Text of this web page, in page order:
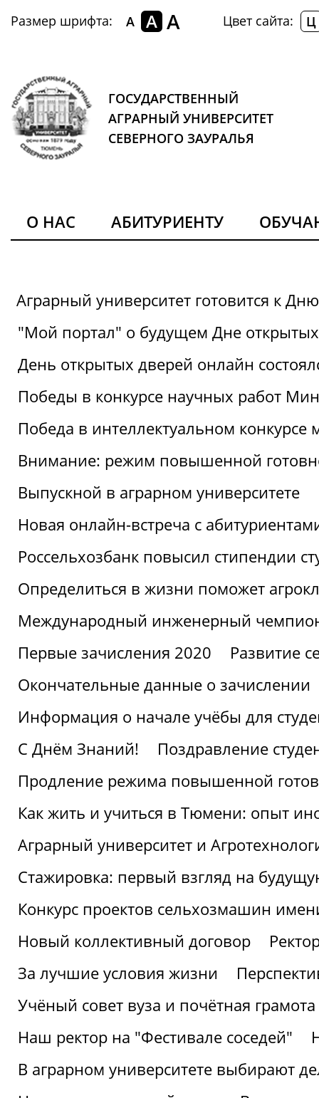
Размер шрифта: A A A Цвет сайта: Ц
ГОСУДАРСТВЕННЫЙ
АГРАРНЫЙ УНИВЕРСИТЕТ
СЕВЕРНОГО ЗАУРАЛЬЯ
О НАС АБИТУРИЕНТУ
Аграрный университет готовится к
"Мой портал" о будущем Дне
День открытых дверей онлайн
Победы в конкурсе научных работ
Победа в интеллектуальном конкурсе
Внимание: режим повышенной
Выпускной в аграрном университете
Новая онлайн-встреча с
Россельхозбанк повысил стипендии
Определиться в жизни поможет
Международный инженерный
Первые зачисления 2020
Развитие
Окончательные данные о зачислении
Информация о начале учёбы для
С Днём Знаний!
Поздравление
Продление режима повышенной
Как жить и учиться в Тюмени: опыт
Аграрный университет и
Стажировка: первый взгляд на
Конкурс проектов сельхозмашин
Новый коллективный договор
За лучшие условия жизни
Учёный совет вуза и почётная
Наш ректор на "Фестивале соседей"
В аграрном университете выбирают